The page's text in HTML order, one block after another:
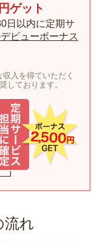
ゲット
日以内に定期サ
ビューボーナス
入を得ていただく
しております。
流れ